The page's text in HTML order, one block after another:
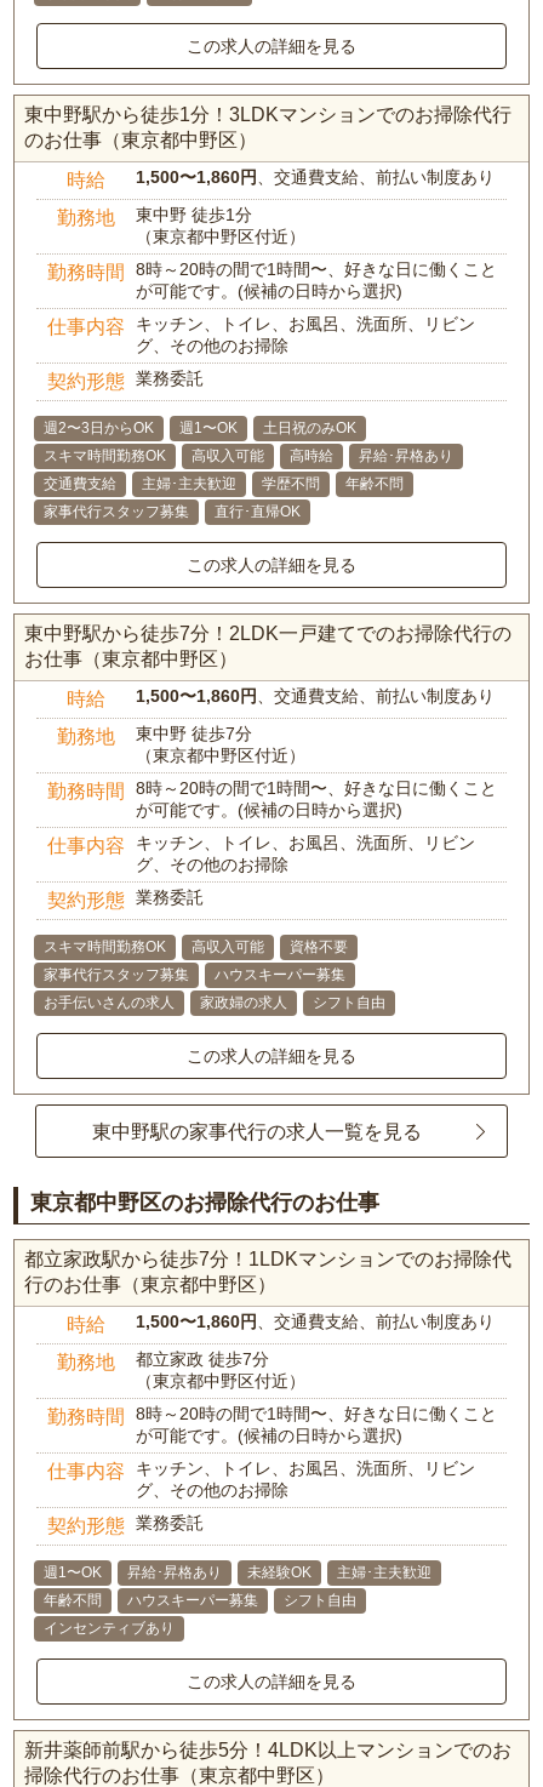
この求人の詳細を見る
東中野駅から徒歩1分！3LDKマンションでのお掃除代行
のお仕事（東京都中野区）
時給 1,500〜1,860円、交通費支給、前払い制度あり
勤務地
東中野 徒歩1分
（東京都中野区付近）
勤務時間
8時～20時の間で1時間〜、好きな日に働くこと
が可能です。(候補の日時から選択)
仕事内容
キッチン、トイレ、お風呂、洗面所、リビン
グ、その他のお掃除
契約形態 業務委託
週2〜3日からOK 週1〜OK
土日祝のみOK
スキマ時間勤務OK
高収入可能 高時給
昇給･昇格あり
交通費支給
主婦･主夫歓迎 学歴不問
年齢不問
家事代行スタッフ募集
直行･直帰OK
この求人の詳細を見る
東中野駅から徒歩7分！2LDK一戸建てでのお掃除代行の
お仕事（東京都中野区）
時給 1,500〜1,860円、交通費支給、前払い制度あり
勤務地
東中野 徒歩7分
（東京都中野区付近）
勤務時間
8時～20時の間で1時間〜、好きな日に働くこと
が可能です。(候補の日時から選択)
仕事内容
キッチン、トイレ、お風呂、洗面所、リビン
グ、その他のお掃除
契約形態 業務委託
スキマ時間勤務OK 高収入可能
資格不要
家事代行スタッフ募集
ハウスキーパー募集
お手伝いさんの求人
家政婦の求人 シフト自由
この求人の詳細を見る
東中野駅の家事代行の求人一覧を見る
東京都中野区のお掃除代行のお仕事
都立家政駅から徒歩7分！1LDKマンションでのお掃除代
行のお仕事（東京都中野区）
時給 1,500〜1,860円 、交通費支給、前払い制度あり
勤務地
都立家政 徒歩7分
（東京都中野区付近）
勤務時間
8時～20時の間で1時間〜、好きな日に働くこと
が可能です。(候補の日時から選択)
仕事内容
キッチン、トイレ、お風呂、洗面所、リビン
グ、その他のお掃除
契約形態 業務委託
週1〜OK 昇給･昇格あり 未経験OK
主婦･主夫歓迎
年齢不問
ハウスキーパー募集
シフト自由
インセンティブあり
この求人の詳細を見る
新井薬師前駅から徒歩5分！4LDK以上マンションでのお
掃除代行のお仕事（東京都中野区）